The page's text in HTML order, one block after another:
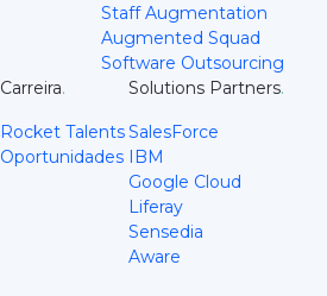
Staff Augmentation
Augmented Squad
Software Outsourcing
Carreira.
Rocket Talents
Oportunidades
Solutions Partners.
SalesForce
IBM
Google Cloud
Liferay
Sensedia
Aware